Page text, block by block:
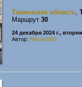
Тюменская область,
Маршрут 30
24 декабря 2024 г.,
Автор: Nikola2000